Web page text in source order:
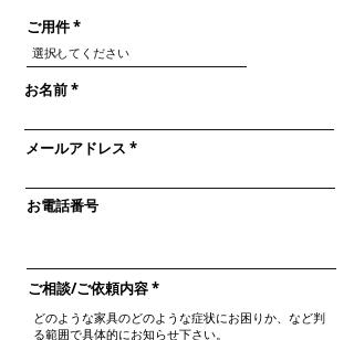
ご用件
お名前
メールアドレス
お電話番号
ご相談/ご依頼内容